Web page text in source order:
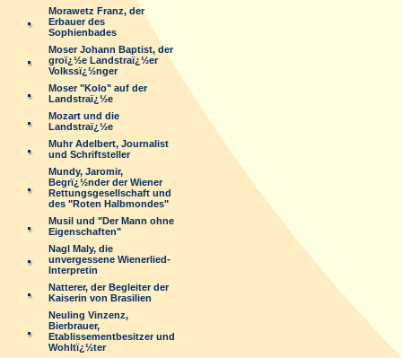
Morawetz Franz, der
Erbauer des
Sophienbades
Moser Johann Baptist, der
groï¿½e Landstraï¿½er
Volkssï¿½nger
Moser "Kolo" auf der
Landstraï¿½e
Mozart und die
Landstraï¿½e
Muhr Adelbert, Journalist
und Schriftsteller
Mundy, Jaromir,
Begrï¿½nder der Wiener
Rettungsgesellschaft und
des "Roten Halbmondes"
Musil und "Der Mann ohne
Eigenschaften"
Nagl Maly, die
unvergessene Wienerlied-
Interpretin
Natterer, der Begleiter der
Kaiserin von Brasilien
Neuling Vinzenz,
Bierbrauer,
Etablissementbesitzer und
Wohltï¿½ter